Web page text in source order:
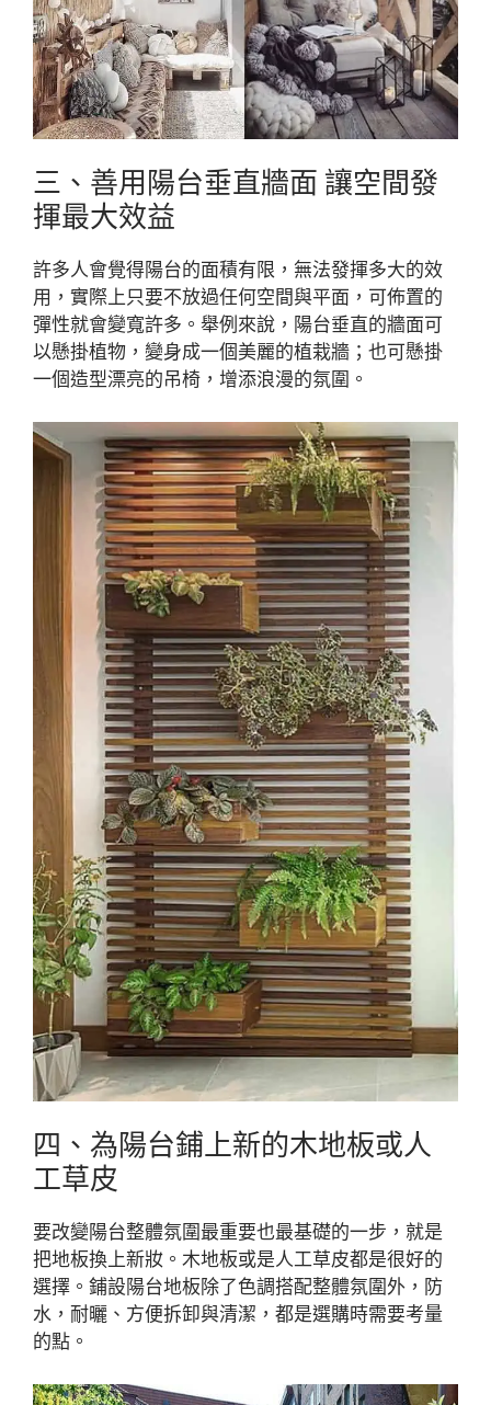
三、善用陽台垂直牆面 讓空間發
揮最大效益
許多人會覺得陽台的面積有限，無法發揮多大的效
用，實際上只要不放過任何空間與平面，可佈置的
彈性就會變寬許多。舉例來說，陽台垂直的牆面可
以懸掛植物，變身成一個美麗的植栽牆；也可懸掛
一個造型漂亮的吊椅，增添浪漫的氛圍。
四、為陽台鋪上新的木地板或人
工草皮
要改變陽台整體氛圍最重要也最基礎的一步，就是
把地板換上新妝。木地板或是人工草皮都是很好的
選擇。鋪設陽台地板除了色調搭配整體氛圍外，防
水，耐曬、方便拆卸與清潔，都是選購時需要考量
的點。